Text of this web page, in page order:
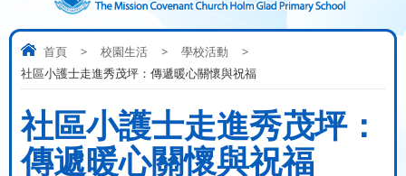
首頁 > 校園生活 > 學校活動
>
社區小護士走進秀茂坪：傳遞暖心關懷與祝福
社區小護士走進秀茂坪：
傳遞暖心關懷與祝福